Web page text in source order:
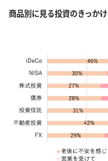
商品別に見る投資のきっかけ